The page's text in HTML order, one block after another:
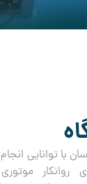
با توانایی
روانکار